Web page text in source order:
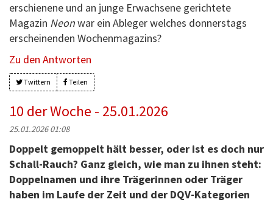
erschienene und an junge Erwachsene gerichtete
Magazin Neonwar ein Ableger welches donnerstags
erscheinenden Wochenmagazins?
Zu den Antworten
Twittern Teilen
10 der Woche - 25.01.2026
25.01.2026 01:08
Doppelt gemoppelt hält besser, oder ist es doch nur
Schall-Rauch? Ganz gleich, wie man zu ihnen steht:
Doppelnamen und ihre Trägerinnen oder Träger
haben im Laufe der Zeit und der DQV-Kategorien